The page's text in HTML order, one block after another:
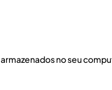
no seu